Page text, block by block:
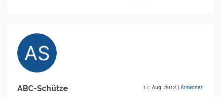
ABC-Schütze 17. Aug. 2012 | Antworten